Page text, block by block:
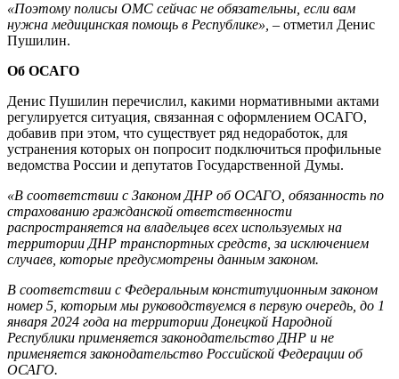
«Поэтому полисы ОМС сейчас не обязательны, если вам
нужна медицинская помощь в Республике», – отметил Денис
Пушилин.
Об ОСАГО
Денис Пушилин перечислил, какими нормативными актами
регулируется ситуация, связанная с оформлением ОСАГО,
добавив при этом, что существует ряд недоработок, для
устранения которых он попросит подключиться профильные
ведомства России и депутатов Государственной Думы.
«В соответствии с Законом ДНР об ОСАГО, обязанность по
страхованию гражданской ответственности
распространяется на владельцев всех используемых на
территории ДНР транспортных средств, за исключением
случаев, которые предусмотрены данным законом.
В соответствии с Федеральным конституционным законом
номер 5, которым мы руководствуемся в первую очередь, до 1
января 2024 года на территории Донецкой Народной
Республики применяется законодательство ДНР и не
применяется законодательство Российской Федерации об
ОСАГО.